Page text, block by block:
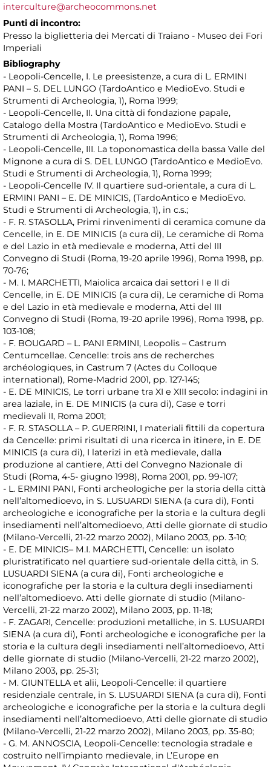
interculture@archeocommons.net
Punti di incontro:
Presso la biglietteria dei Mercati di Traiano - Museo dei Fori
Imperiali
Bibliography
- Leopoli-Cencelle, I. Le preesistenze, a cura di L. ERMINI
PANI – S. DEL LUNGO (TardoAntico e MedioEvo. Studi e
Strumenti di Archeologia, 1), Roma 1999;
- Leopoli-Cencelle, II. Una città di fondazione papale,
Catalogo della Mostra (TardoAntico e MedioEvo. Studi e
Strumenti di Archeologia, 1), Roma 1996;
- Leopoli-Cencelle, III. La toponomastica della bassa Valle del
Mignone a cura di S. DEL LUNGO (TardoAntico e MedioEvo.
Studi e Strumenti di Archeologia, 1), Roma 1999;
- Leopoli-Cencelle IV. Il quartiere sud-orientale, a cura di L.
ERMINI PANI – E. DE MINICIS, (TardoAntico e MedioEvo.
Studi e Strumenti di Archeologia, 1), in c.s.;
- F. R. STASOLLA, Primi rinvenimenti di ceramica comune da
Cencelle, in E. DE MINICIS (a cura di), Le ceramiche di Roma
e del Lazio in età medievale e moderna, Atti del III
Convegno di Studi (Roma, 19-20 aprile 1996), Roma 1998, pp.
70-76;
- M. I. MARCHETTI, Maiolica arcaica dai settori I e II di
Cencelle, in E. DE MINICIS (a cura di), Le ceramiche di Roma
e del Lazio in età medievale e moderna, Atti del III
Convegno di Studi (Roma, 19-20 aprile 1996), Roma 1998, pp.
103-108;
- F. BOUGARD – L. PANI ERMINI, Leopolis – Castrum
Centumcellae. Cencelle: trois ans de recherches
archéologiques, in Castrum 7 (Actes du Colloque
international), Rome-Madrid 2001, pp. 127-145;
- E. DE MINICIS, Le torri urbane tra XI e XIII secolo: indagini in
area laziale, in E. DE MINICIS (a cura di), Case e torri
medievali II, Roma 2001;
- F. R. STASOLLA – P. GUERRINI, I materiali fittili da copertura
da Cencelle: primi risultati di una ricerca in itinere, in E. DE
MINICIS (a cura di), I laterizi in età medievale, dalla
produzione al cantiere, Atti del Convegno Nazionale di
Studi (Roma, 4-5- giugno 1998), Roma 2001, pp. 99-107;
- L. ERMINI PANI, Fonti archeologiche per la storia della città
nell’altomedioevo, in S. LUSUARDI SIENA (a cura di), Fonti
archeologiche e iconografiche per la storia e la cultura degli
insediamenti nell’altomedioevo, Atti delle giornate di studio
(Milano-Vercelli, 21-22 marzo 2002), Milano 2003, pp. 3-10;
- E. DE MINICIS– M.I. MARCHETTI, Cencelle: un isolato
pluristratificato nel quartiere sud-orientale della città, in S.
LUSUARDI SIENA (a cura di), Fonti archeologiche e
iconografiche per la storia e la cultura degli insediamenti
nell’altomedioevo. Atti delle giornate di studio (Milano-
Vercelli, 21-22 marzo 2002), Milano 2003, pp. 11-18;
- F. ZAGARI, Cencelle: produzioni metalliche, in S. LUSUARDI
SIENA (a cura di), Fonti archeologiche e iconografiche per la
storia e la cultura degli insediamenti nell’altomedioevo, Atti
delle giornate di studio (Milano-Vercelli, 21-22 marzo 2002),
Milano 2003, pp. 25-31;
- M. GIUNTELLA et alii, Leopoli-Cencelle: il quartiere
residenziale centrale, in S. LUSUARDI SIENA (a cura di), Fonti
archeologiche e iconografiche per la storia e la cultura degli
insediamenti nell’altomedioevo, Atti delle giornate di studio
(Milano-Vercelli, 21-22 marzo 2002), Milano 2003, pp. 35-80;
- G. M. ANNOSCIA, Leopoli-Cencelle: tecnologia stradale e
costruito nell’impianto medievale, in L’Europe en